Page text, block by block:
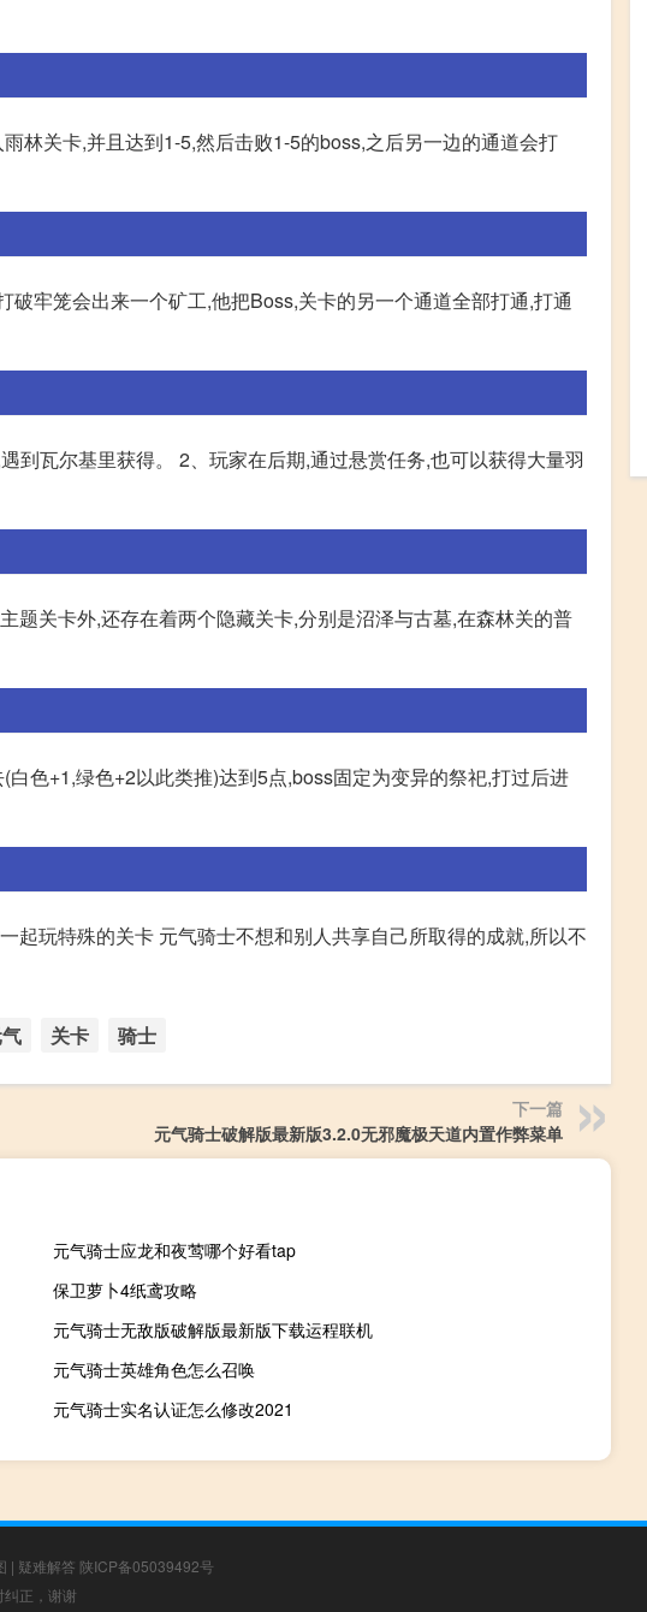
关卡,并且达到1-5,然后击败1-5的boss,之后另一边的通道会打
牢笼会出来一个矿工,他把Boss,关卡的另一个通道全部打通,打通
到瓦尔基里获得。 2、玩家在后期,通过悬赏任务,也可以获得大量羽
题关卡外,还存在着两个隐藏关卡,分别是沼泽与古墓,在森林关的普
色+1,绿色+2以此类推)达到5点,boss固定为变异的祭祀,打过后进
起玩特殊的关卡 元气骑士不想和别人共享自己所取得的成就,所以不
关卡 骑士
下一篇
元气骑士破解版最新版3.2.0无邪魔极天道内置作弊菜单
元气骑士应龙和夜莺哪个好看tap
保卫萝卜4纸鸢攻略
元气骑士无敌版破解版最新版下载运程联机
元气骑士英雄角色怎么召唤
元气骑士实名认证怎么修改2021
| 疑难解答 陕ICP备05039492号
正，谢谢